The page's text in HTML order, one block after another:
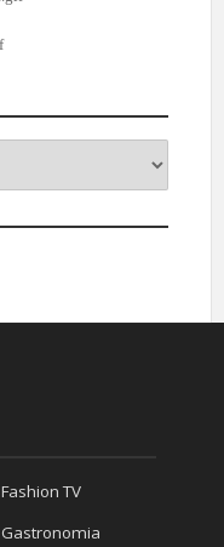
Fashion TV
Gastronomia